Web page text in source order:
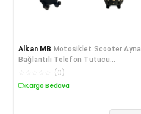
Alkan MB Motosiklet Scooter Ayna
Bağlantılı Telefon Tutucu
(Titreşim Modüllü)
(0)
Kargo Bedava